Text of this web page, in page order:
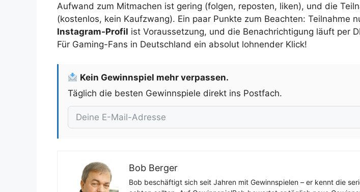
Aufwand zum Mitmachen ist gering (folgen, reposten, liken), und die
(kostenlos, kein Kaufzwang). Ein paar Punkte zum Beachten: Teilnahme
Instagram-Profil ist Voraussetzung, und die Benachrichtigung läuft per
Für Gaming-Fans in Deutschland ein absolut lohnender Klick!
Kein Gewinnspiel mehr verpassen.
Täglich die besten Gewinnspiele direkt ins Postfach.
Bob Berger
Bob beschäftigt sich seit Jahren mit Gewinnspielen – er kennt die